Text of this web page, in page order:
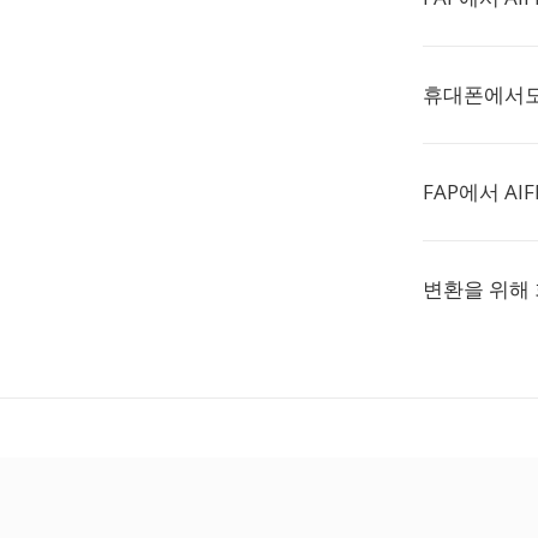
휴대폰에서
FAP에서
변환을 위해